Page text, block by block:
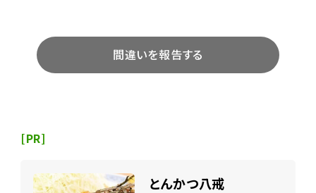
辛い味付けで、極太麺(300gほど)が浸っています。がっ
つり系なので、並盛ながら満腹となりました。
間違いを報告する
[PR]
とんかつ八戒